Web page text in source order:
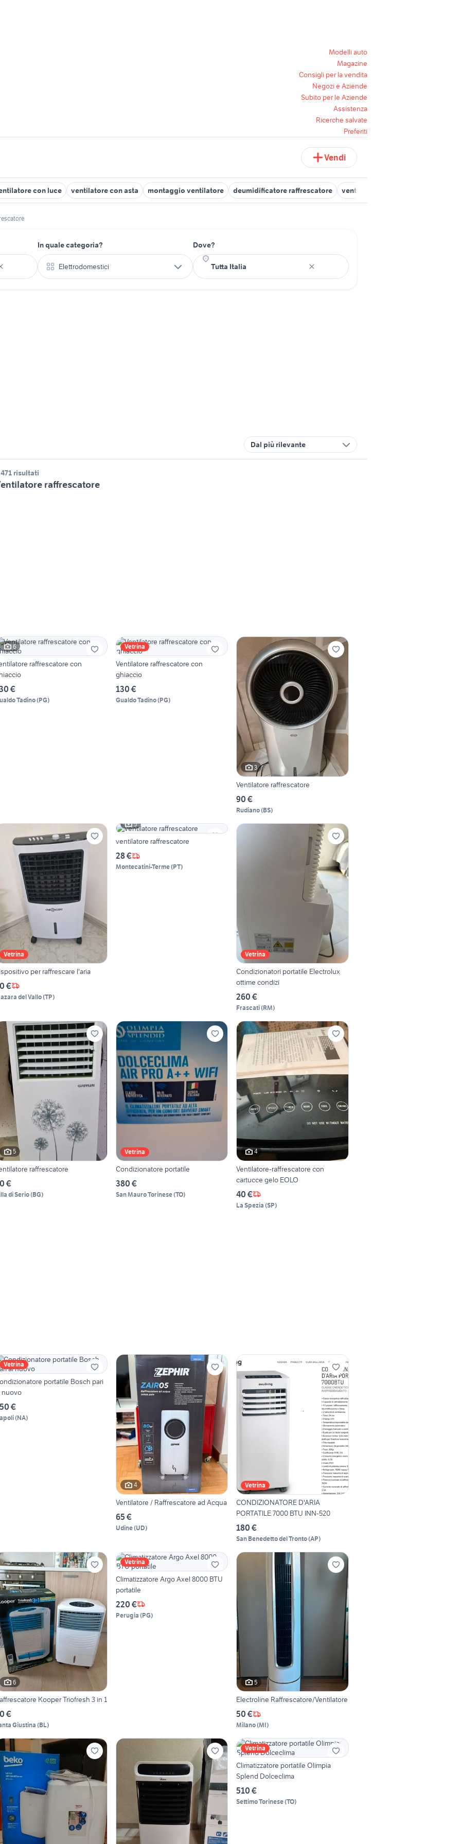
Modelli auto
Magazine
Consigli per la vendita
Negozi e Aziende
Subito per le Aziende
Assistenza
Ricerche salvate
Preferiti
Vendi
con luce ventilatore con asta montaggio ventilatore deumidificatore raffrescatore ventilatore umidificatore
In quale categoria?
Elettrodomestici
Dove?
Dal più rilevante
risultati
raffrescatore
6
raffrescatore con
€
Tadino(PG)
Vetrina
Ventilatore raffrescatore con
ghiaccio
130 €
Gualdo Tadino(PG)
3
Ventilatore raffrescatore
90 €
Rudiano(BS)
Vetrina
per raffrescare l'aria
€
del Vallo(TP)
5
ventilatore raffrescatore
28 €
Montecatini-Terme(PT)
Vetrina
Condizionatori portatile Electrolux
ottime condizi
260 €
Frascati(RM)
5
raffrescatore
€
di Serio(BG)
Vetrina
Condizionatore portatile
380 €
San Mauro Torinese(TO)
4
Ventilatore-raffrescatore con
cartucce gelo EOLO
40 €
La Spezia (SP)
Vetrina
portatile Bosch pari
nuovo
€
(NA)
4
Ventilatore / Raffrescatore ad Acqua
65 €
Udine(UD)
Vetrina
CONDIZIONATORE D'ARIA
PORTATILE 7000 BTU INN-520
180 €
San Benedetto del Tronto(AP)
6
Kooper Triofresh 3 in 1
€
Giustina (BL)
Vetrina
Climatizzatore Argo Axel 8000 BTU
portatile
220 €
Perugia (PG)
5
Electroline Raffrescatore/Ventilatore
50 €
Milano(MI)
Vetrina
Climatizzatore portatile Olimpia
Splend Dolceclima
510 €
Settimo Torinese(TO)